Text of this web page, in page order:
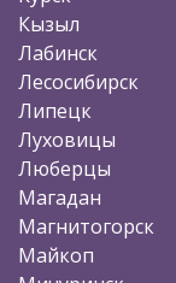
Кызыл
Лабинск
Лесосибирск
Липецк
Луховицы
Люберцы
Магадан
Магнитогорск
Майкоп